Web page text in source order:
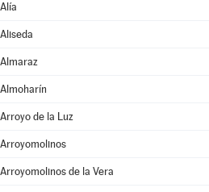
Alía
Aliseda
Almaraz
Almoharín
Arroyo de la Luz
Arroyomolinos
Arroyomolinos de la Vera